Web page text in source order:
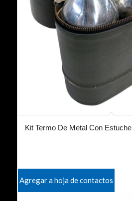
Kit Termo De Metal Con Estuche
Agregar a hoja de contactos